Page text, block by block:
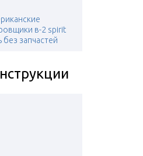
в-2 spirit
без запчастей